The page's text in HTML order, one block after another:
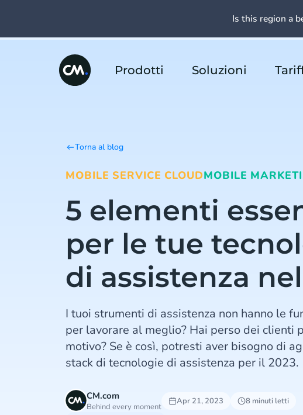
Prodotti Soluzioni
Torna al blog
MOBILE SERVICE CLOUDMOBILE
5 elementi
per le tue
di assistenza
I tuoi strumenti di assistenza non hanno le
per lavorare al meglio? Hai perso dei clienti
motivo? Se è così, potresti aver bisogno di
stack di tecnologie di assistenza per il 2023.
CM.com
Behind every moment
Apr 21, 2023
8 minuti letti
Is this region a